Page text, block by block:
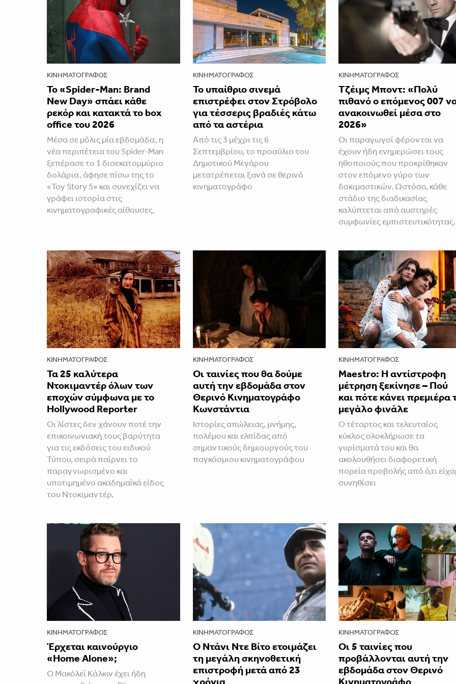
ΚΙΝΗΜΑΤΟΓΡΆΦΟΣ
Το «Spider-Man: Brand
New Day» σπάει κάθε
ρεκόρ και κατακτά το box
office του 2026
Μέσα σε μόλις μία εβδομάδα, η
νέα περιπέτεια του Spider-Man
ξεπέρασε το 1 δισεκατομμύριο
δολάρια, άφησε πίσω της το
«Toy Story 5» και συνεχίζει να
γράφει ιστορία στις
κινηματογραφικές αίθουσες.
ΚΙΝΗΜΑΤΟΓΡΆΦΟΣ
Το υπαίθριο σινεμά
επιστρέφει στον Στρόβολο
για τέσσερις βραδιές κάτω
από τα αστέρια
Από τις 3 μέχρι τις 6
Σεπτεμβρίου, το προαύλιο του
Δημοτικού Μεγάρου
μετατρέπεται ξανά σε θερινό
κινηματογράφο
ΚΙΝΗΜΑΤΟΓΡΆΦΟΣ
Τζέιμς Μποντ: «Πολύ
πιθανό ο επόμενος 007
ανακοινωθεί μέσα στο
2026»
Οι παραγωγοί φέρονται να
έχουν ήδη ενημερώσει τους
ηθοποιούς που προκρίθηκαν
στον επόμενο γύρο των
δοκιμαστικών. Ωστόσο, κάθε
στάδιο της διαδικασίας
καλύπτεται από αυστηρές
συμφωνίες εμπιστευτικότητας.
ΚΙΝΗΜΑΤΟΓΡΆΦΟΣ
Τα 25 καλύτερα
Ντοκιμαντέρ όλων των
εποχών σύμφωνα με το
Hollywood Reporter
Οι λίστες δεν χάνουν ποτέ την
επικοινωνιακή τους βαρύτητα
για τις εκδόσεις του ειδικού
Τύπου, σειρά παίρνει το
παραγνωρισμένο και
υποτιμημένο ακαδημαϊκά είδος
του Ντοκιμαντέρ.
ΚΙΝΗΜΑΤΟΓΡΆΦΟΣ
Οι ταινίες που θα δούμε
αυτή την εβδομάδα στον
Θερινό Κινηματογράφο
Κωνστάντια
Ιστορίες απώλειας, μνήμης,
πολέμου και ελπίδας από
σημαντικούς δημιουργούς του
παγκόσμιου κινηματογράφου
ΚΙΝΗΜΑΤΟΓΡΆΦΟΣ
Maestro: Η αντίστροφη
μέτρηση ξεκίνησε – Πού
και πότε κάνει πρεμιέρα
μεγάλο φινάλε
Ο τέταρτος και τελευταίος
κύκλος ολοκλήρωσε τα
γυρίσματά του και θα
ακολουθήσει διαφορετική
πορεία προβολής από ό,τι
συνηθίσει
ΚΙΝΗΜΑΤΟΓΡΆΦΟΣ
Έρχεται καινούργιο
«Home Alone»;
Ο Μακόλεϊ Κάλκιν έχει ήδη
ΚΙΝΗΜΑΤΟΓΡΆΦΟΣ
Ο Ντάνι Ντε Βίτο ετοιμάζει
τη μεγάλη σκηνοθετική
επιστροφή μετά από 23
χρόνια
ΚΙΝΗΜΑΤΟΓΡΆΦΟΣ
Οι 5 ταινίες που
προβάλλονται αυτή την
εβδομάδα στον Θερινό
Κινηματογράφο